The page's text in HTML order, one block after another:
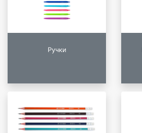
Ручки